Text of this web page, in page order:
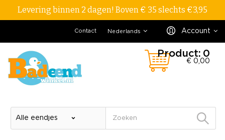
Levering binnen 2 dagen! Boven € 35 slechts €3,95
Account
Nederlands
Contact
Product: 0
€ 0,00